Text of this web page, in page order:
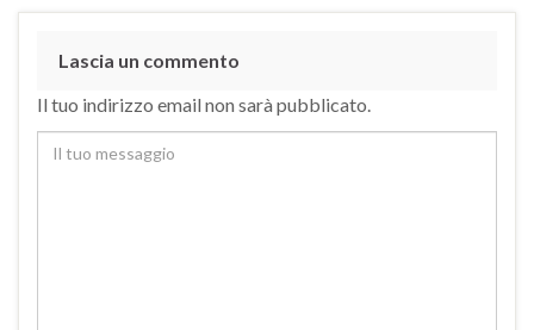
Lascia un commento
Il tuo indirizzo email non sarà pubblicato.